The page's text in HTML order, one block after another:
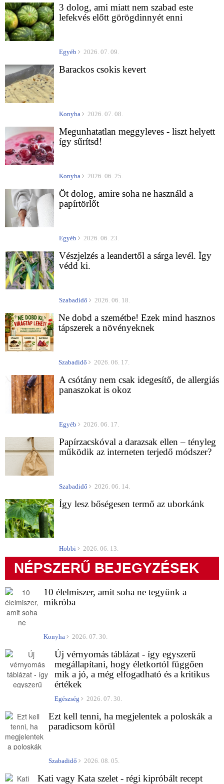
3 dolog, ami miatt nem szabad este
lefekvés előtt görögdinnyét enni
Egyéb 2026. 07. 09.
Barackos csokis kevert
Konyha 2026. 07. 08.
Megunhatatlan meggyleves - liszt helyett
így sűrítsd!
Konyha 2026. 06. 25.
Öt dolog, amire soha ne használd a
papírtörlőt
Egyéb 2026. 06. 23.
Vészjelzés a leandertől a sárga levél. Így
védd ki.
Szabadidő 2026. 06. 18.
Ne dobd a szemétbe! Ezek mind hasznos
tápszerek a növényeknek
Szabadidő 2026. 06. 17.
A csótány nem csak idegesítő, de allergiás
panaszokat is okoz
Egyéb 2026. 06. 17.
Papírzacskóval a darazsak ellen – tényleg
működik az interneten terjedő módszer?
Szabadidő 2026. 06. 14.
Így lesz bőségesen termő az uborkánk
Hobbi 2026. 06. 13.
NÉPSZERŰ BEJEGYZÉSEK
10 élelmiszer, amit soha ne tegyünk a
mikróba
Konyha 2026. 07. 30.
Új vérnyomás táblázat - így egyszerű
megállapítani, hogy életkortól függően
mik a jó, a még elfogadható és a kritikus
értékek
Egészség 2026. 07. 30.
Ezt kell tenni, ha megjelentek a poloskák a
paradicsom körül
Szabadidő 2026. 08. 05.
Kati vagy Kata szelet - régi kipróbált recept